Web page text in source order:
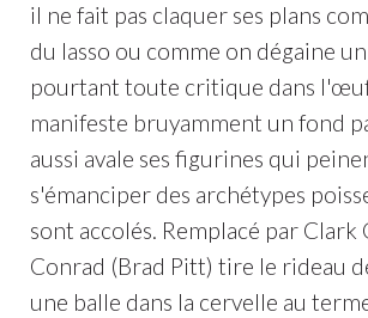
il ne fait pas claquer ses plans
du lasso ou comme on dégaine
pourtant toute critique dans
manifeste bruyamment un fond
aussi avale ses figurines qui
s'émanciper des archétypes
sont accolés. Remplacé par Clark
Conrad (Brad Pitt) tire le rideau
une balle dans la cervelle au